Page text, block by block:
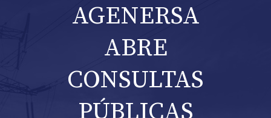
AGENERSA
ABRE
CONSULTAS